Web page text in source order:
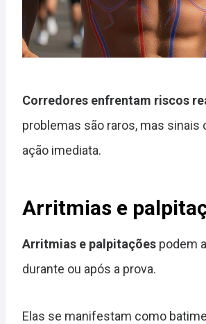
Corredores enfrentam riscos
problemas são raros, mas sinais
ação imediata.
Arritmias e
Arritmias e palpitações podem
durante ou após a prova.
Elas se manifestam como